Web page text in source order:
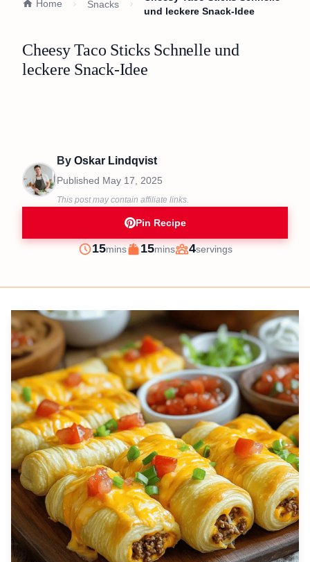
Home Snacks
und leckere Snack-Idee
Cheesy Taco Sticks Schnelle und
leckere Snack-Idee
By Oskar Lindqvist
Published May 17, 2025
This post may contain affiliate links.
Pin Recipe
Prep
15minutes
mins
Cook
15minutes
mins
Servings
4servings